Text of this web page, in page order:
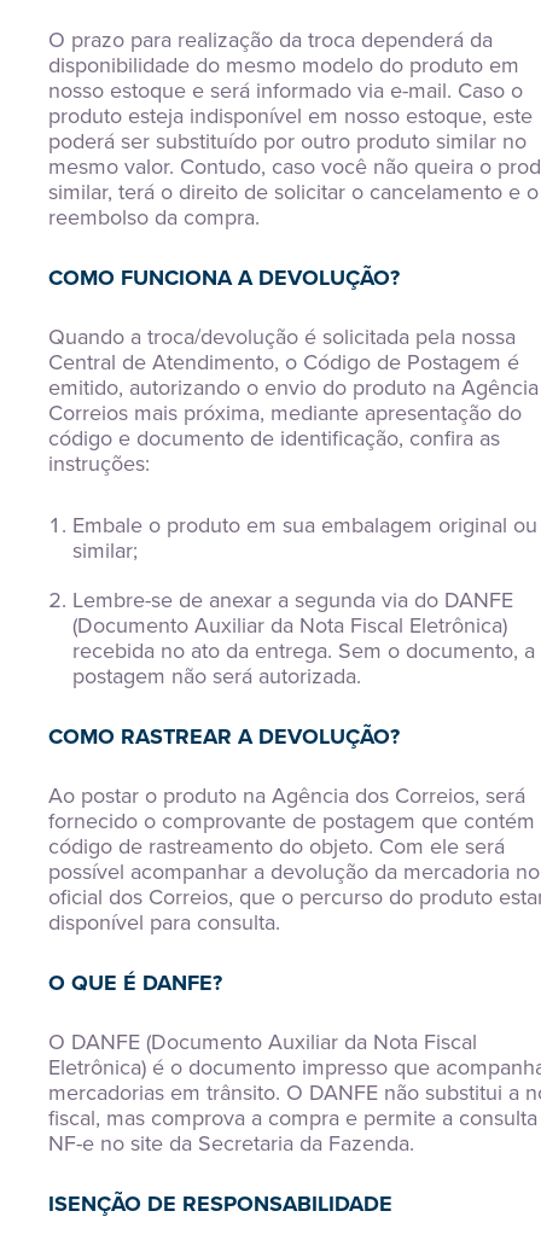
O prazo para realização da troca dependerá da
disponibilidade do mesmo modelo do produto em
nosso estoque e será informado via e-mail. Caso o
produto esteja indisponível em nosso estoque, este
poderá ser substituído por outro produto similar no
mesmo valor. Contudo, caso você não queira o
similar, terá o direito de solicitar o cancelamento e o
reembolso da compra.
COMO FUNCIONA A DEVOLUÇÃO?
Quando a troca/devolução é solicitada pela nossa
Central de Atendimento, o Código de Postagem é
emitido, autorizando o envio do produto na
Correios mais próxima, mediante apresentação do
código e documento de identificação, confira as
instruções:
Embale o produto em sua embalagem original ou
similar;
Lembre-se de anexar a segunda via do DANFE
(Documento Auxiliar da Nota Fiscal Eletrônica)
recebida no ato da entrega. Sem o documento, a
postagem não será autorizada.
COMO RASTREAR A DEVOLUÇÃO?
Ao postar o produto na Agência dos Correios, será
fornecido o comprovante de postagem que contém
código de rastreamento do objeto. Com ele será
possível acompanhar a devolução da mercadoria
oficial dos Correios, que o percurso do produto
disponível para consulta.
O QUE É DANFE?
O DANFE (Documento Auxiliar da Nota Fiscal
Eletrônica) é o documento impresso que
mercadorias em trânsito. O DANFE não substitui a
fiscal, mas comprova a compra e permite a
NF-e no site da Secretaria da Fazenda.
ISENÇÃO DE RESPONSABILIDADE